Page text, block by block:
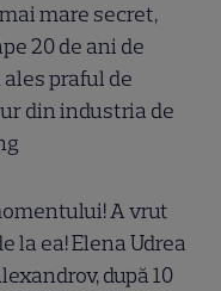
mare secret,
20 de ani de
praful de
din industria de
A vrut
la ea! Elena Udrea
după 10